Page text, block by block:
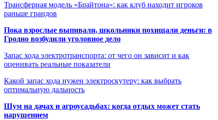
Трансферная модель «Брайтона»: как клуб находит игроков
раньше грандов
Пока взрослые выпивали, школьники похищали деньги: в
Гродно возбудили уголовное дело
Запас хода электротранспорта: от чего он зависит и как
оценивать реальные показатели
Какой запас хода нужен электроскутеру: как выбрать
оптимальную дальность
Шум на дачах и агроусадьбах: когда отдых может стать
нарушением